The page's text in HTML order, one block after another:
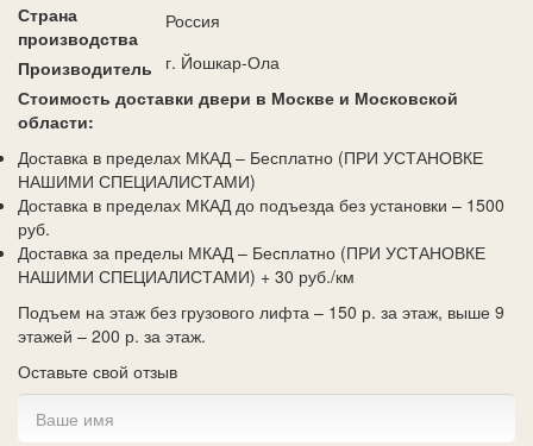
Страна
производства
Россия
Производитель
г. Йошкар-Ола
Стоимость доставки двери в Москве и Московской
области:
Доставка в пределах МКАД – Бесплатно (ПРИ УСТАНОВКЕ
НАШИМИ СПЕЦИАЛИСТАМИ)
Доставка в пределах МКАД до подъезда без установки – 1500
руб.
Доставка за пределы МКАД – Бесплатно (ПРИ УСТАНОВКЕ
НАШИМИ СПЕЦИАЛИСТАМИ) + 30 руб./км
Подъем на этаж без грузового лифта – 150 р. за этаж, выше 9
этажей – 200 р. за этаж.
Оставьте свой отзыв